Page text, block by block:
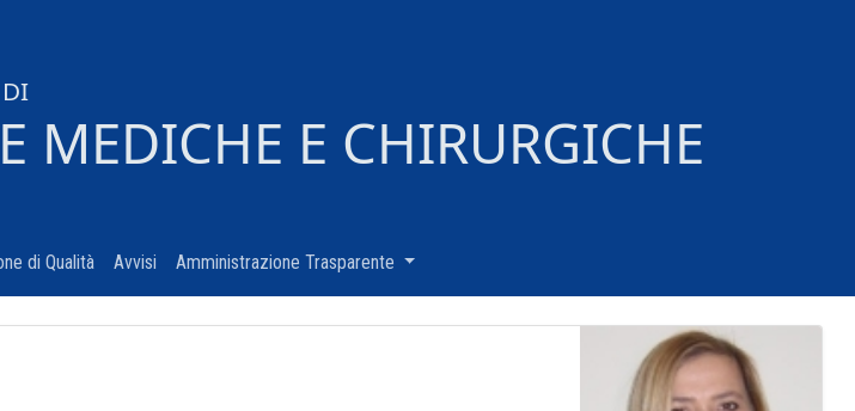
MEDICHE E CHIRURGICHE
di Qualità(current)
Avvisi (current)
Amministrazione Trasparente (current)